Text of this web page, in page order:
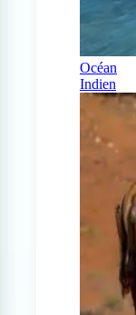
Océan
Indien